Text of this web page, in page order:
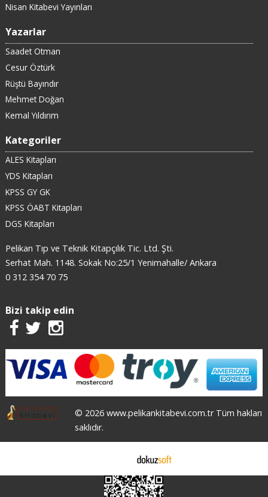
Nisan Kitabevi Yayınları
Yazarlar
Saadet Otman
Cesur Öztürk
Rüştü Bayındır
Mehmet Doğan
Kemal Yıldırım
Kategoriler
ALES Kitapları
YDS Kitapları
KPSS GY GK
KPSS ÖABT Kitapları
DGS Kitapları
Pelikan Tıp ve Teknik Kitapçılık Tic. Ltd. Şti.
Serhat Mah. 1148. Sokak No:25/1 Yenimahalle/ Ankara
0 312 354 70 75
Bizi takip edin
© 2026 www.pelikankitabevi.com.tr Tüm hakları
saklıdır.